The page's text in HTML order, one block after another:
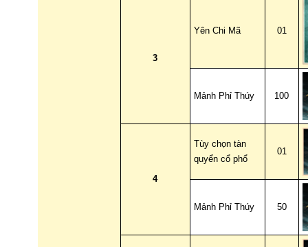
3
Yên Chi Mã 01
Mảnh Phỉ Thúy 100
4
Tùy chọn tàn
quyển cổ phổ
01
Mảnh Phỉ Thúy 50